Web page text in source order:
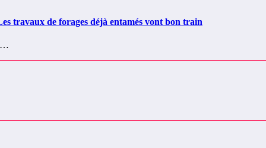
travaux de forages déjà entamés vont bon train